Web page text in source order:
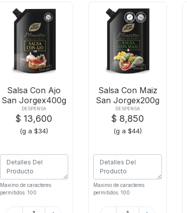
Salsa Con Ajo
San Jorgex400g
D-p
DESPENSA
$ 13,600
(g a $34)
Maximo de caracteres
permitidos: 100
Salsa Con Maiz
San Jorgex200g
D-p
DESPENSA
$ 8,850
(g a $44)
Maximo de caracteres
permitidos: 100